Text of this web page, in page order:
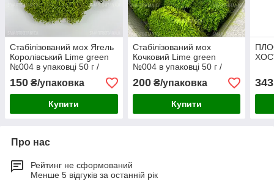
Стабілізований мох Ягель
Королівський Lime green
№004 в упаковці 50 г /
0,01 м² (QM004/4)
150 ₴/упаковка
Купити
Стабілізований мох
Кочковий Lime green
№004 в упаковці 50 г /
0,016 м² (BM004/4)
200₴/упаковка
Купити
343
Про нас
Рейтинг не сформований
Менше 5 відгуків за останній рік